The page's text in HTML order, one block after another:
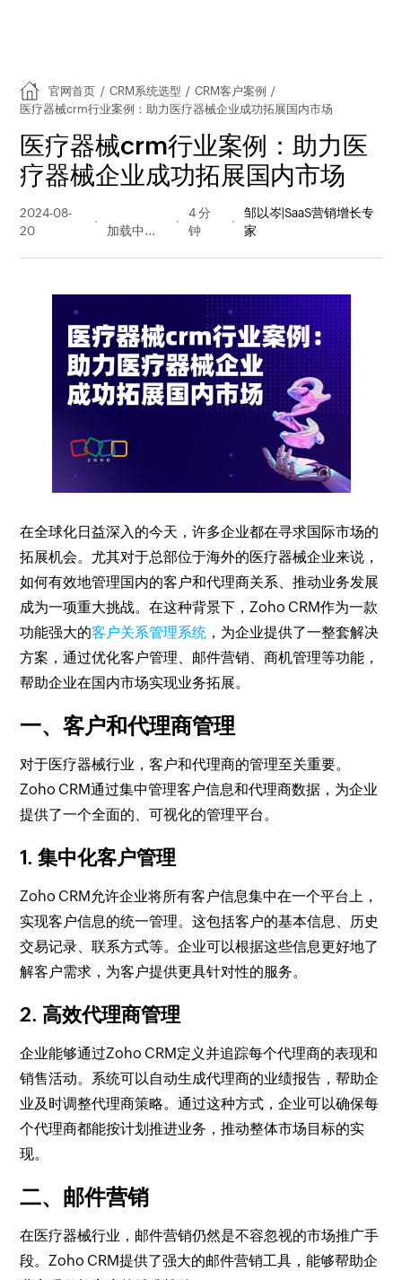
官网首页 / CRM系统选型 / CRM客户案例 /
医疗器械crm行业案例：助力医疗器械企业成功拓展国内市场
医疗器械crm行业案例：助力医
疗器械企业成功拓展国内市场
2024-08-
20
量
4 分
钟
邹以岑|SaaS营销增长专
家
在全球化日益深入的今天，许多企业都在寻求国际市场的
拓展机会。尤其对于总部位于海外的医疗器械企业来说，
如何有效地管理国内的客户和代理商关系、推动业务发展
成为一项重大挑战。在这种背景下，Zoho CRM作为一款
功能强大的客户关系管理系统 ，为企业提供了一整套解决
方案，通过优化客户管理、邮件营销、商机管理等功能，
帮助企业在国内市场实现业务拓展。
一、客户和代理商管理
对于医疗器械行业，客户和代理商的管理至关重要。
Zoho CRM通过集中管理客户信息和代理商数据，为企业
提供了一个全面的、可视化的管理平台。
1. 集中化客户管理
Zoho CRM允许企业将所有客户信息集中在一个平台上，
实现客户信息的统一管理。这包括客户的基本信息、历史
交易记录、联系方式等。企业可以根据这些信息更好地了
解客户需求，为客户提供更具针对性的服务。
2. 高效代理商管理
企业能够通过Zoho CRM定义并追踪每个代理商的表现和
销售活动。系统可以自动生成代理商的业绩报告，帮助企
业及时调整代理商策略。通过这种方式，企业可以确保每
个代理商都能按计划推进业务，推动整体市场目标的实
现。
二、邮件营销
在医疗器械行业，邮件营销仍然是不容忽视的市场推广手
段。Zoho CRM提供了强大的邮件营销工具，能够帮助企